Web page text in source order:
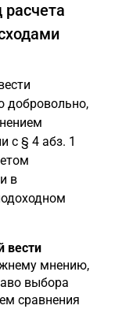
добровольно,
с § 4 абз. 1
в
вести
мнению,
выбора
сравнения